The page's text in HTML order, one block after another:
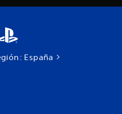
España